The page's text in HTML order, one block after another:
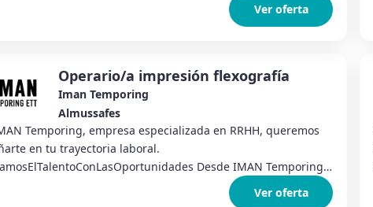
Ver oferta
Operario/a impresión flexografía
Iman Temporing
Almussafes
Temporing, empresa especializada en RRHH, queremos
en tu trayectoria laboral.
Desde IMAN Temporing
Ver oferta